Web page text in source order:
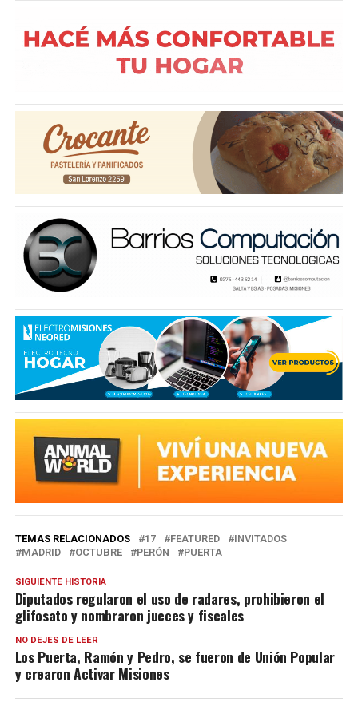
TEMAS RELACIONADOS 17 FEATURED
INVITADOS
MADRID
OCTUBRE PERÓN PUERTA
SIGUIENTE HISTORIA
Diputados regularon el uso de radares, prohibieron el
glifosato y nombraron jueces y fiscales
NO DEJES DE LEER
Los Puerta, Ramón y Pedro, se fueron de Unión Popular
y crearon Activar Misiones